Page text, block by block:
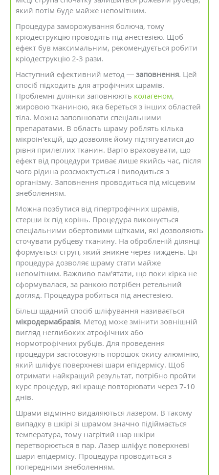
який потім буде майже непомітним.
Процедура заморожування болюча, тому
кріодеструкцію проводять під анестезією. Щоб
ефект був максимальним, рекомендується робити
кріодеструкцію 2-3 рази.
Наступний ефективний метод —заповнення. Цей
спосіб підходить для атрофічних шрамів.
Проблемні ділянки заповнюють колагеном,
жировою тканиною, яка береться з інших областей
тіла. Можна заповнювати спеціальними
препаратами. В область шраму роблять кілька
мікроін'єкцій, що дозволяє йому підтягуватися до
рівня прилеглих тканин. Варто враховувати, що
ефект від процедури триває лише якийсь час, після
чого рідина розсмоктується і виводиться з
організму. Заповнення проводиться під місцевим
знеболенням.
Можна позбутися від гіпертрофічних шрамів,
стерши їх під корінь. Процедура виконується
спеціальними обертовими щітками, які дозволяють
сточувати рубцеву тканину. На обробленій ділянці
формується струп, який зникне через тиждень. Ця
процедура дозволяє шраму стати майже
непомітним. Важливо пам'ятати, що поки кірка не
сформувалася, за ранкою потрібен ретельний
догляд. Процедура робиться під анестезією.
Більш щадний спосіб шліфування називається
мікродермабразія. Метод може змінити зовнішній
вигляд неглибоких атрофічних або
нормотрофічних рубців. Для проведення
процедури застосовують порошок окису алюмінію,
який шліфує поверхневі шари епідермісу. Щоб
отримати найкращий результат, потрібно пройти
курс процедур, які краще повторювати через 7-10
днів.
Шрами відмінно видаляються лазером. В такому
випадку в шкірі зі шрамом значно підіймається
температура, тому нагрітий шар шкіри
перетворюється в пар. Лазер шліфує поверхневі
шари епідермісу. Процедура проводиться з
попередніми знеболенням.